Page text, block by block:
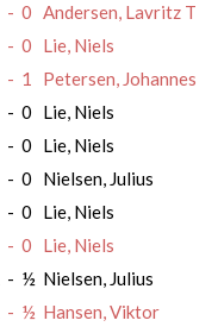
- 0 Andersen, Lavritz T
- 0
Lie, Niels
- 1
Petersen, Johannes
- 0
Lie, Niels
- 0
Lie, Niels
- 0
Nielsen, Julius
- 0
Lie, Niels
- 0
Lie, Niels
- ½ Nielsen, Julius
- ½ Hansen, Viktor